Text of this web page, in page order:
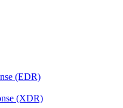
(EDR)
(XDR)